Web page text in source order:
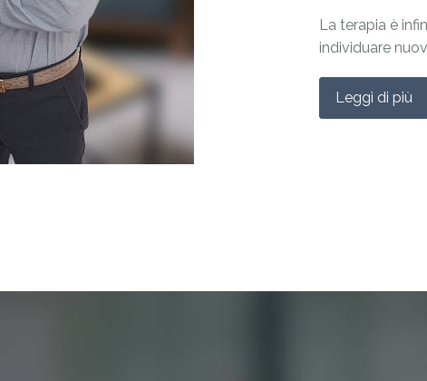
La terapia è
individuare
Leggi di più